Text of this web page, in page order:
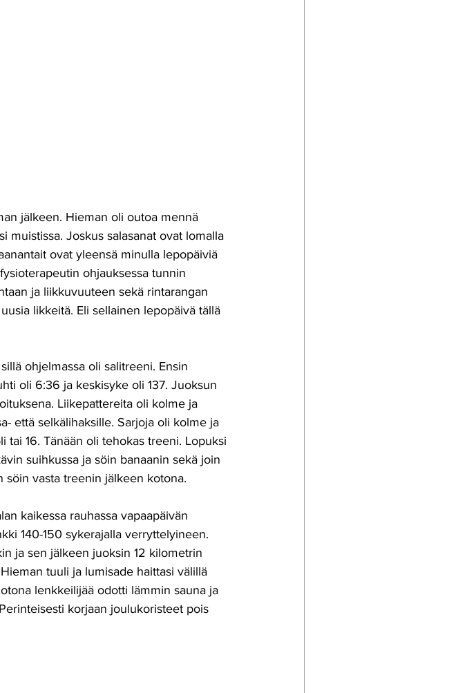
jälkeen. Hieman oli outoa mennä
muistissa. Joskus salasanat ovat lomalla
ovat yleensä minulla lepopäiviä
ohjauksessa tunnin
ja liikkuvuuteen sekä rintarangan
likkeitä. Eli sellainen lepopäivä tällä
ohjelmassa oli salitreeni. Ensin
oli 6:36 ja keskisyke oli 137. Juoksun
Liikepattereita oli kolme ja
että selkälihaksille. Sarjoja oli kolme ja
16. Tänään oli tehokas treeni. Lopuksi
suihkussa ja söin banaanin sekä join
vasta treenin jälkeen kotona.
kaikessa rauhassa vapaapäivän
140-150 sykerajalla verryttelyineen.
ja sen jälkeen juoksin 12 kilometrin
tuuli ja lumisade haittasi välillä
lenkkeilijää odotti lämmin sauna ja
korjaan joulukoristeet pois